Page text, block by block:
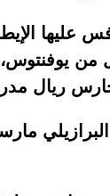
عليها
من
حارس ريال